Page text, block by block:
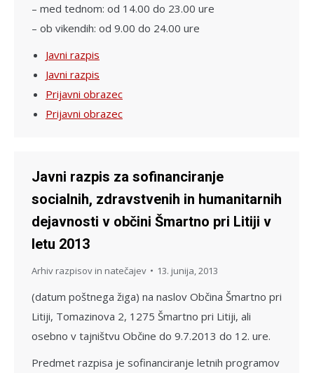
– med tednom: od 14.00 do 23.00 ure
– ob vikendih: od 9.00 do 24.00 ure
Javni razpis
Javni razpis
Prijavni obrazec
Prijavni obrazec
Javni razpis za sofinanciranje
socialnih, zdravstvenih in humanitarnih
dejavnosti v občini Šmartno pri Litiji v
letu 2013
Arhiv razpisov in natečajev 13. junija, 2013
(datum poštnega žiga) na naslov Občina Šmartno pri
Litiji, Tomazinova 2, 1275 Šmartno pri Litiji, ali
osebno v tajništvu Občine do 9.7.2013 do 12. ure.
Predmet razpisa je sofinanciranje letnih programov